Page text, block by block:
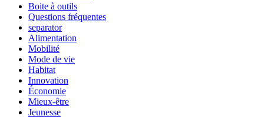
Boite à outils
Questions fréquentes
separator
Alimentation
Mobilité
Mode de vie
Habitat
Innovation
Économie
Mieux-être
Jeunesse